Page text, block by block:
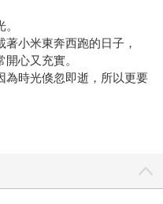
小米東奔西跑的日子，
心又充實。
為時光倏忽即逝，所以更要